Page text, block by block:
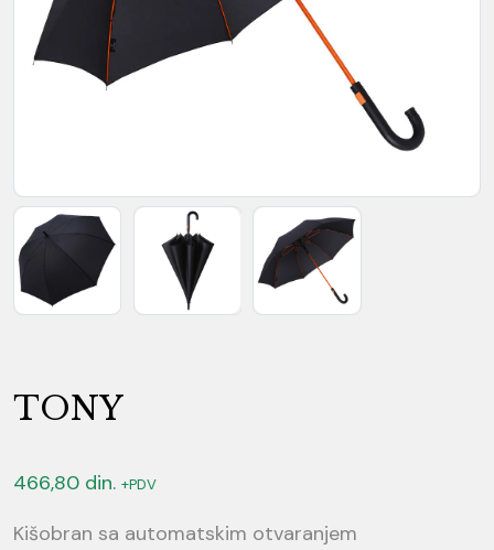
TONY
466,80 din. +PDV
Kišobran sa automatskim otvaranjem